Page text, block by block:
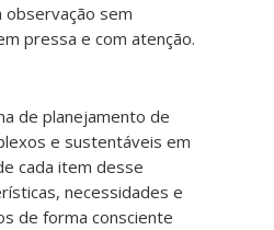
observação sem
pressa e com atenção.
de planejamento de
e sustentáveis em
cada item desse
necessidades e
de forma consciente